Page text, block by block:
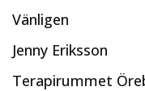
Vänligen
Jenny Eriksson
Terapirummet